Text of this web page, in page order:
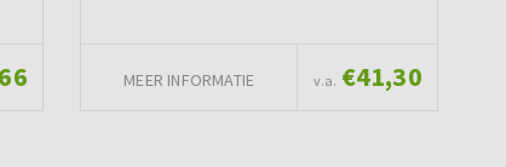
MEER INFORMATIE v.a. €41,30